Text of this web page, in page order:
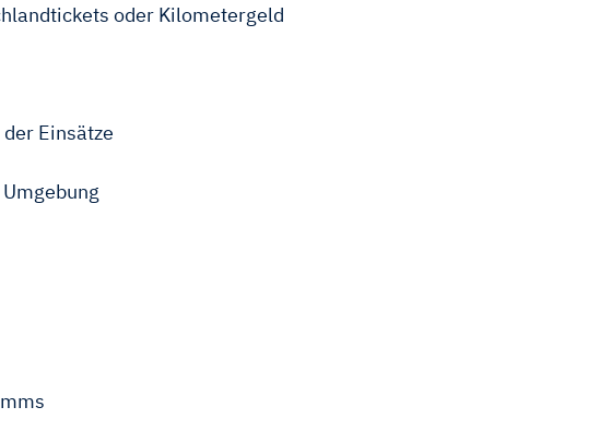
oder Kilometergeld
Einsätze